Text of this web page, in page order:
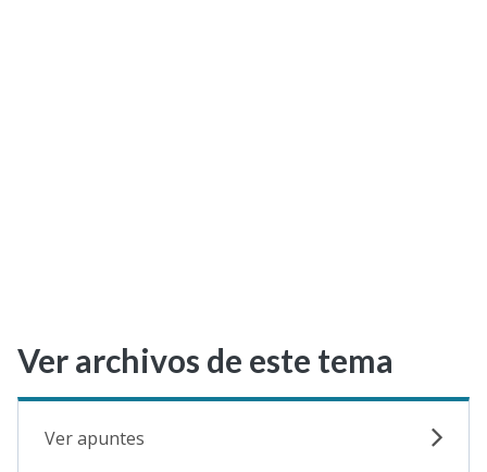
Ver archivos de este tema
Ver apuntes